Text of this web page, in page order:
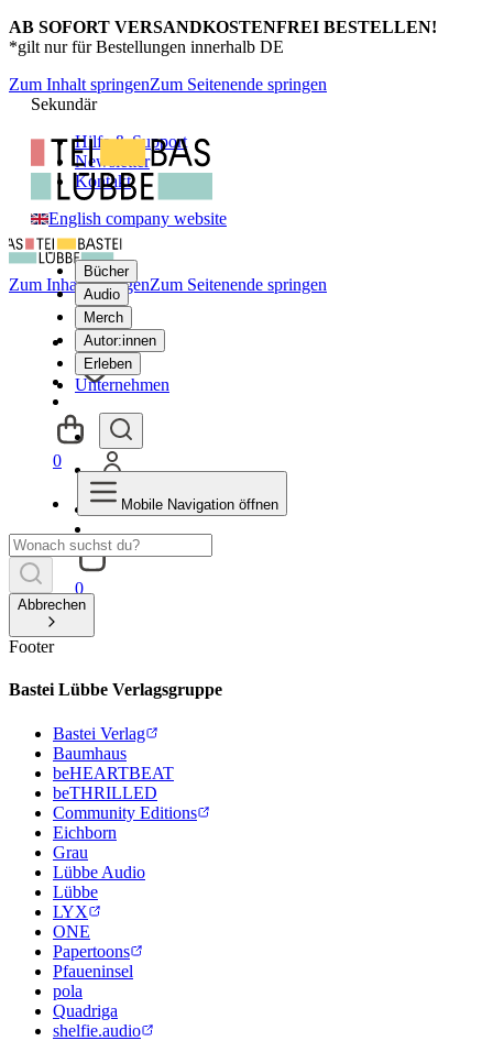
AB SOFORT VERSANDKOSTENFREI BESTELLEN!
*gilt nur für Bestellungen innerhalb DE
Zum Inhalt springenZum Seitenende springen
Sekundär
Hilfe & Support
Newsletter
Kontakt
English company website
Bücher
Audio
Merch
Autor:innen
Erleben
Unternehmen
0
Zum Inhalt springenZum Seitenende springen
0
Mobile Navigation öffnen
Abbrechen
Footer
Bastei Lübbe Verlagsgruppe
Bastei Verlag
Baumhaus
beHEARTBEAT
beTHRILLED
Community Editions
Eichborn
Grau
Lübbe Audio
Lübbe
LYX
ONE
Papertoons
Pfaueninsel
pola
Quadriga
shelfie.audio